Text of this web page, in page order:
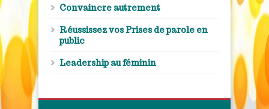
Convaincre autrement
Réussissez vos Prises de parole en
public
Leadership au féminin